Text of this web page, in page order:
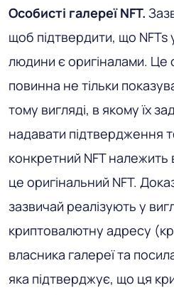
Особисті галереї NFT.
щоб підтвердити, що NFTs
людини є оригіналами. Це
повинна не тільки
тому вигляді, в якому їх
надавати підтвердження
конкретний NFT належить
це оригінальний NFT.
зазвичай реалізують у
криптовалютну адресу
власника галереї та
яка підтверджує, що ця